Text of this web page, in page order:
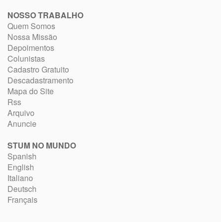
NOSSO TRABALHO
Quem Somos
Nossa Missão
Depoimentos
Colunistas
Cadastro Gratuito
Descadastramento
Mapa do Site
Rss
Arquivo
Anuncie
STUM NO MUNDO
Spanish
English
Italiano
Deutsch
Français